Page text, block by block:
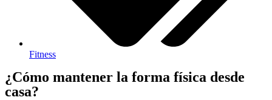
Fitness
¿Cómo mantener la forma física desde
casa?